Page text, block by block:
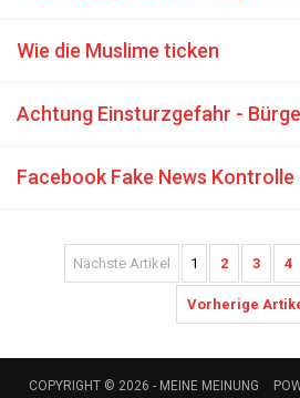
Wie die Muslime ticken
Nächste Artikel 1 2 3 4
Vorherige
COPYRIGHT © 2026 - MEINE MEINUNG